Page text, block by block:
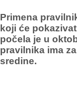
Primena
koji će
počela je u
pravilnika ima
sredine.